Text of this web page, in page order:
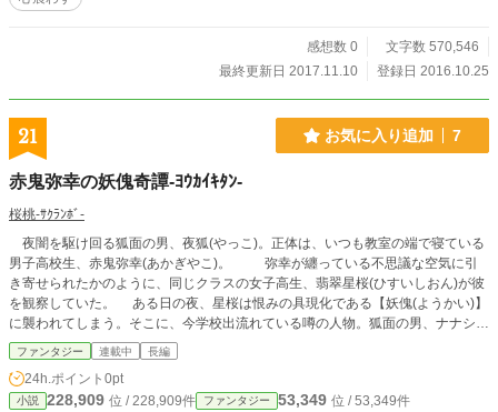
感想数 0
文字数 570,546
最終更新日 2017.11.10
登録日 2016.10.25
21 お気に入り追加 7
赤鬼弥幸の妖傀奇譚-ﾖｳｶｲｷﾀﾝ-
桜桃-ｻｸﾗﾝﾎﾞ-
夜闇を駆け回る狐面の男、夜狐(やっこ)。正体は、いつも教室の端で寝ている
男子高校生、赤鬼弥幸(あかぎやこ)。 弥幸が纏っている不思議な空気に引
き寄せられたかのように、同じクラスの女子高生、翡翠星桜(ひすいしおん)が彼
を観察していた。 ある日の夜、星桜は恨みの具現化である【妖傀(ようかい)】
に襲われてしまう。そこに、今学校出流れている噂の人物。狐面の男、ナナシと
名乗る男性が現れ、一瞬にして倒してしまう。 この出会いで、星桜はナナシ
と名乗る男性、学校では謎の存在である弥幸について知っていくことになる。そ
して、自分自身が持っている特別な力についても── ※なろう・カクヨムにも投
稿しております
ファンタジー 連載中 長編
24h.ポイント 0pt
小説 228,909 位 / 228,909件 ファンタジー 53,349 位 / 53,349件